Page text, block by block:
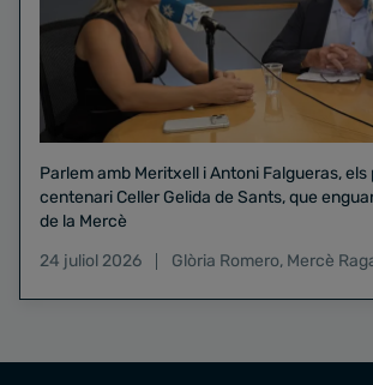
Parlem amb Meritxell i Antoni Falgueras,
centenari Celler Gelida de Sants, que enguany faran el pregó
de la Mercè
24 juliol 2026
Glòria Romero, Mercè